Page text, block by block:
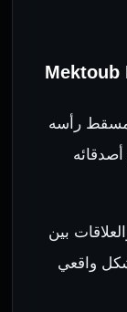
مسقط رأسه
بين
واقعي